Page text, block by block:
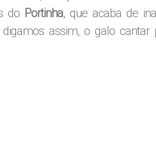
do Portinha, que acaba de
assim, o galo cantar